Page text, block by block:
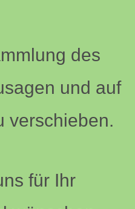
des
und auf
verschieben.
für Ihr